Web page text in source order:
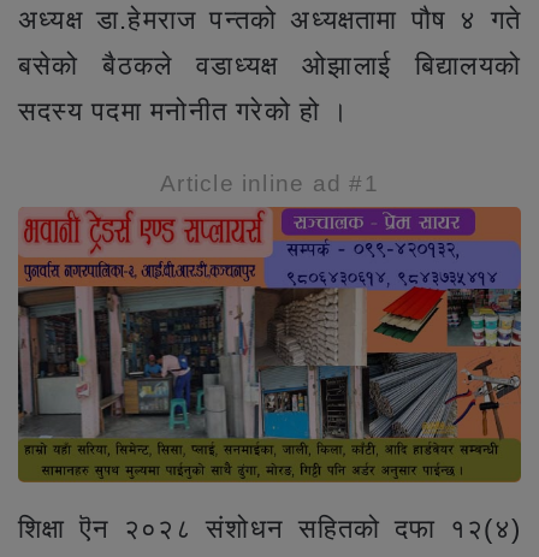
अध्यक्ष डा.हेमराज पन्तको अध्यक्षतामा पौष ४ गते
बसेको बैठकले वडाध्यक्ष ओझालाई बिद्यालयको
सदस्य पदमा मनोनीत गरेको हो ।
Article inline ad #1
शिक्षा ऎन २०२८ संशोधन सहितको दफा १२(४)